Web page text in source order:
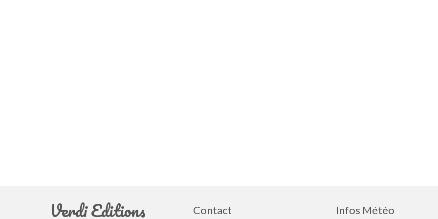
Verdi Editions Contact Infos Météo